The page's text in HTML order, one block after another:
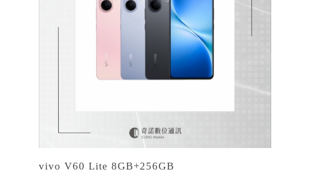
vivo V60 Lite 8GB+256GB